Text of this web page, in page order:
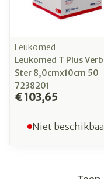
Leukomed
Leukomed T Plus Verb
Ster 8,0cmx10cm 50
7238201
€ 103,65
Niet